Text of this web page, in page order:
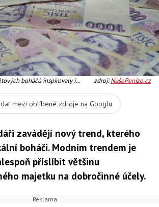
boháčů inspirovaly i
zdroj:NašePeníze.cz
mezi oblíbené zdroje na Googlu
zavádějí nový trend, kterého
boháči. Modním trendem je
příslíbit většinu
majetku na dobročinné účely.